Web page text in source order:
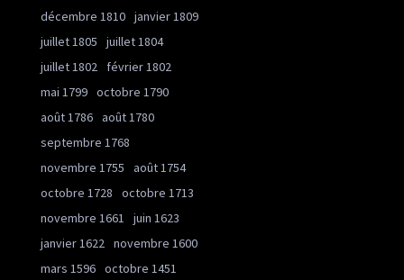
décembre 1810 janvier 1809
juillet 1805
juillet 1804
juillet 1802
février 1802
mai 1799 octobre 1790
août 1786 août 1780
septembre 1768
novembre 1755
août 1754
octobre 1728
octobre 1713
novembre 1661
juin 1623
janvier 1622 novembre 1600
mars 1596 octobre 1451